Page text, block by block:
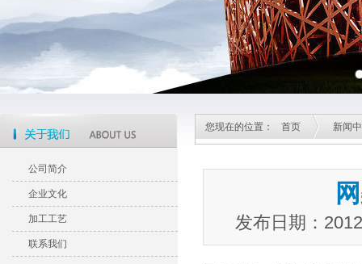
公司简介
企业文化
加工工艺
联系我们
您现在的位置： 首页 新闻
发布日期：